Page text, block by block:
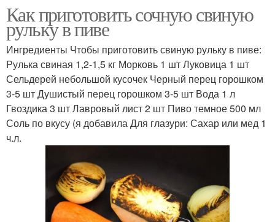
Как приготовить сочную свиную
рульку в пиве
Ингредиенты Чтобы приготовить свиную рульку в пиве:
Рулька свиная 1,2-1,5 кг Морковь 1 шт Луковица 1 шт
Сельдерей небольшой кусочек Черный перец горошком
3-5 шт Душистый перец горошком 3-5 шт Вода 1 л
Гвоздика 3 шт Лавровый лист 2 шт Пиво темное 500 мл
Соль по вкусу (я добавила Для глазури: Сахар или мед 1
ч.л.